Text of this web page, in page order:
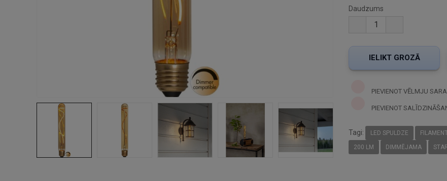
Daudzums
PIEVIENOT VĒLMJU
PIEVIENOT
Tagi: LED SPULDZE
200 LM
DIMMĒJAMA